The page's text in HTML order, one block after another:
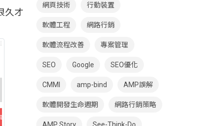
久才
網頁技術 行動裝置
軟體工程 網路行銷
軟體流程改善 專案管理
SEO Google SEO優化
CMMI amp-bind AMP誤解
軟體開發生命週期 網路行銷策略
AMP Story See-Think-Do